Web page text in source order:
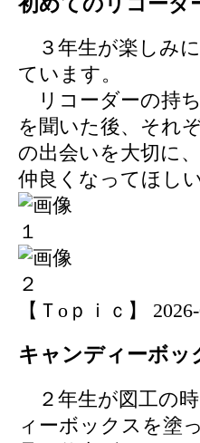
３年生が楽しみ
ています。
リコーダーの持
を聞いた後、それ
の出会いを大切に
仲良くなってほし
【Ｔoｐｉｃ】
キャンディーボッ
２年生が図工の
ィーボックスを塗